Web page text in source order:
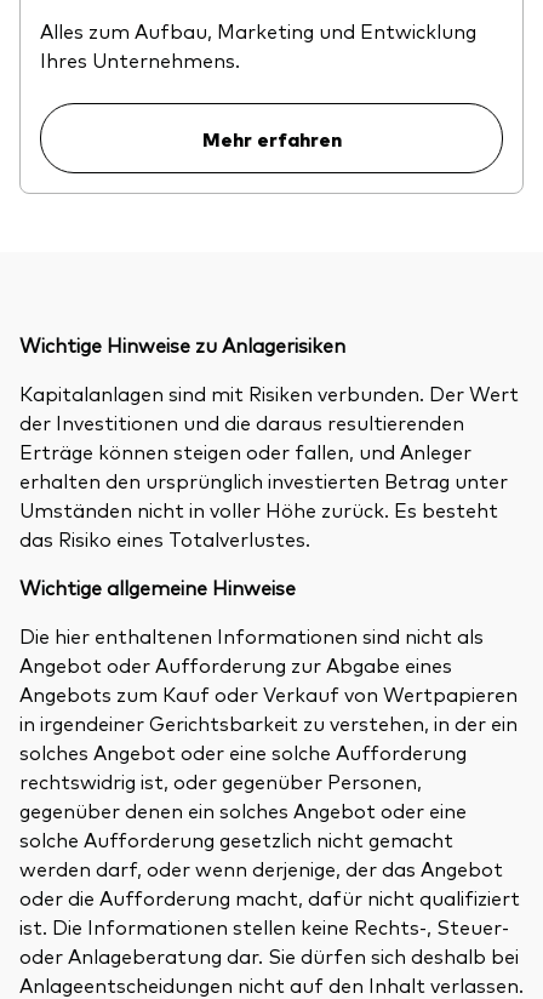
Alles zum Aufbau, Marketing und Entwicklung
Ihres Unternehmens.
Mehr erfahren
Wichtige Hinweise zu Anlagerisiken
Kapitalanlagen sind mit Risiken verbunden. Der Wert
der Investitionen und die daraus resultierenden
Erträge können steigen oder fallen, und Anleger
erhalten den ursprünglich investierten Betrag unter
Umständen nicht in voller Höhe zurück. Es besteht
das Risiko eines Totalverlustes.
Wichtige allgemeine Hinweise
Die hier enthaltenen Informationen sind nicht als
Angebot oder Aufforderung zur Abgabe eines
Angebots zum Kauf oder Verkauf von Wertpapieren
in irgendeiner Gerichtsbarkeit zu verstehen, in der ein
solches Angebot oder eine solche Aufforderung
rechtswidrig ist, oder gegenüber Personen,
gegenüber denen ein solches Angebot oder eine
solche Aufforderung gesetzlich nicht gemacht
werden darf, oder wenn derjenige, der das Angebot
oder die Aufforderung macht, dafür nicht qualifiziert
ist. Die Informationen stellen keine Rechts-, Steuer-
oder Anlageberatung dar. Sie dürfen sich deshalb bei
Anlageentscheidungen nicht auf den Inhalt verlassen.